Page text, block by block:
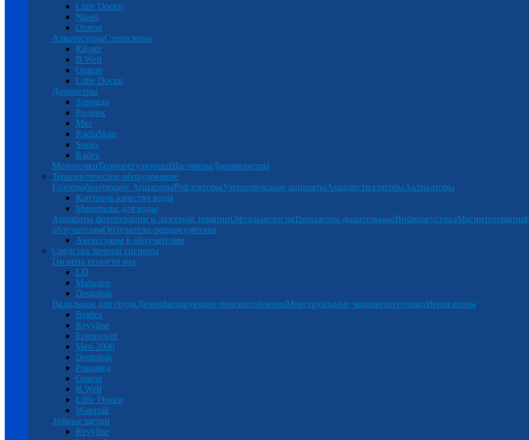
Little Doctor
Nissei
Omron
АлкотестерыСтетоскопы
Riester
B.Well
Omron
Little Doctor
Дозиметры
Торнадо
Родник
Мкс
RadiaSkan
Soeks
Radex
МолоточкиТерморегуляторыШагомерыДинамометры
Терапевтическое оборудование
Голосообразующие АппаратыРефлекторыУльтразвуковые аппаратыАквадистилляторыАктиваторы
Контроль качества воды
Минералы для воды
Аппараты фототерапии и лазерной терапииОфтальмологияТренажеры дыхательныеВиброакустикаМагнитотерапия
облучателямОблучатели-рециркуляторы
Аксессуары к облучателям
Средства личной гигиены
Гигиена полости рта
LD
Matwave
Dentalpik
Вкладыши для грудиДезинфицирующие приспособленияМенструальные чашиантисептикиИрригаторы
Bradex
Revyline
Ergopower
Med-2000
Dentalpik
Рокимед
Omron
B.Well
Little Doctor
Waterpik
Зубные щетки
Revyline